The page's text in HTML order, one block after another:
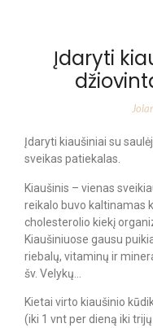
Įdaryti
Įdaryti kiaušiniai su
sveikas patiekalas.
Kiaušinis – vienas
reikalo buvo kaltinamas
cholesterolio kiekį
Kiaušiniuose gausu
riebalų, vitaminų ir
šv. Velykų…
Kietai virto kiaušinio
(iki 1 vnt per dieną iki